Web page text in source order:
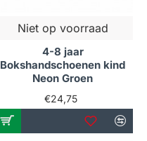
Niet op voorraad
4-8 jaar
Bokshandschoenen kind
Neon Groen
€24,75